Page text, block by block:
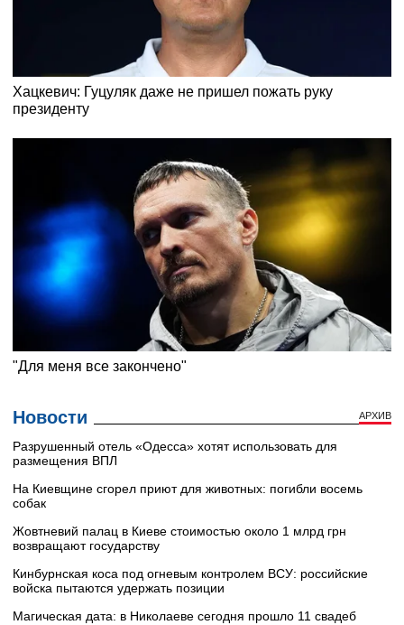
Новости АРХИВ
Разрушенный отель «Одесса» хотят использовать для
размещения ВПЛ
На Киевщине сгорел приют для животных: погибли восемь
собак
Жовтневий палац в Киеве стоимостью около 1 млрд грн
возвращают государству
Кинбурнская коса под огневым контролем ВСУ: российские
войска пытаются удержать позиции
Магическая дата: в Николаеве сегодня прошло 11 свадеб